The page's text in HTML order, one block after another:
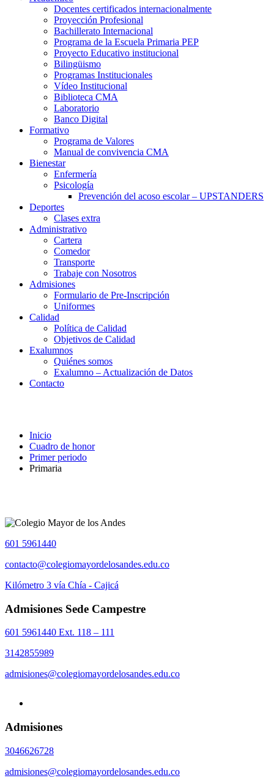
Docentes certificados internacionalmente
Proyección Profesional
Bachillerato Internacional
Programa de la Escuela Primaria PEP
Proyecto Educativo institucional
Bilingüismo
Programas Institucionales
Vídeo Institucional
Biblioteca CMA
Laboratorio
Banco Digital
Formativo
Programa de Valores
Manual de convivencia CMA
Bienestar
Enfermería
Psicología
Prevención del acoso escolar – UPSTANDERS
Deportes
Clases extra
Administrativo
Cartera
Comedor
Transporte
Trabaje con Nosotros
Admisiones
Formulario de Pre-Inscripción
Uniformes
Calidad
Política de Calidad
Objetivos de Calidad
Exalumnos
Quiénes somos
Exalumno – Actualización de Datos
Contacto
Inicio
Cuadro de honor
Primer periodo
Primaria
601 5961440
contacto@colegiomayordelosandes.edu.co
Kilómetro 3 vía Chía - Cajicá
Admisiones Sede Campestre
601 5961440 Ext. 118 – 111
3142855989
admisiones@colegiomayordelosandes.edu.co
Admisiones
3046626728
admisiones@colegiomayordelosandes.edu.co